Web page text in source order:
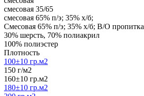
смесовая 35/65
смесовая 65% п/э; 35% х/б;
Смесовая 65% п/э; 35% х/б; В/О пропитка
30% шерсть, 70% полиакрил
100% полиэстер
Плотность
100±10 гр.м2
150 г/м2
160±10 гр.м2
180±10 гр.м2